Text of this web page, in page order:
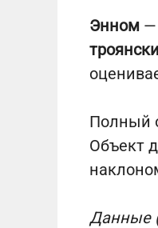
Энном —
Полный
Объект
Данные